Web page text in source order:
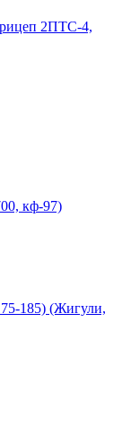
2ПТС-4,
кф-97)
185) (Жигули,